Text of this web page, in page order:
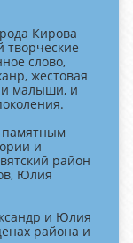
Кирова
творческие
слово,
жестовая
и малыши, и
памятным
и
район
Юлия
и Юлия
района и